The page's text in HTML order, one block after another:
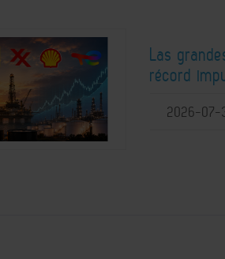
Las
récord
2026-07-